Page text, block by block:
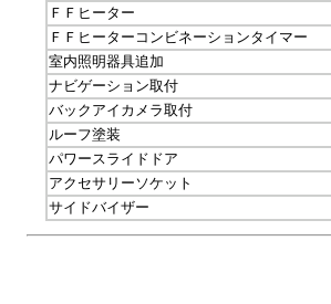
ＦＦヒーター
ＦＦヒーターコンビネーションタイマー
室内照明器具追加
ナビゲーション取付
バックアイカメラ取付
ルーフ塗装
パワースライドドア
アクセサリーソケット
サイドバイザー